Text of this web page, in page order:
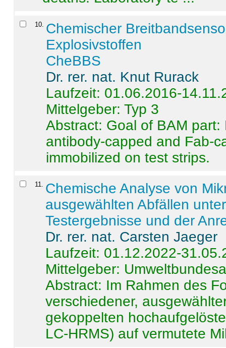
10 Chemischer
Explosivstoffen
CheBBS
Dr. rer. nat. Knut Rurack
Laufzeit: 01.06.2016-
Mittelgeber: Typ 3
Abstract: Goal of BAM
antibody-capped and Fab-
immobilized on test strips.
11
Chemische Analyse von
ausgewählten Abfällen
Testergebnisse und der
Dr. rer. nat. Carsten Jaeger
Laufzeit: 01.12.2022-
Mittelgeber:
Abstract: Im Rahmen des
verschiedener,
gekoppelten
LC-HRMS) auf vermutete